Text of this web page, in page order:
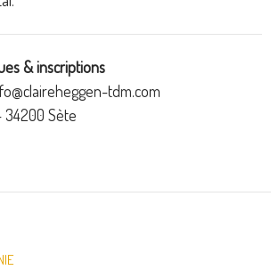
& inscriptions
tdm.com
34200 Sète